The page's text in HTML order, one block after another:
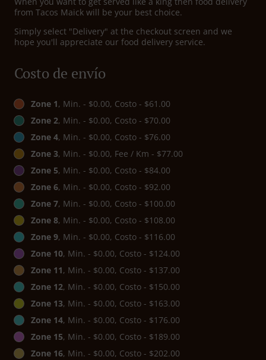
from Tacos Maick will be your best choice.
Simply select "Delivery" at the checkout screen and we
hope you'll appreciate our food delivery service.
Costo de envío
Zone 1, Min. - $0.00, Costo - $61.00
Zone 2, Min. - $0.00, Costo - $70.00
Zone 4, Min. - $0.00, Costo - $76.00
Zone 3, Min. - $0.00, Fee / Km - $77.00
Zone 5, Min. - $0.00, Costo - $84.00
Zone 6, Min. - $0.00, Costo - $92.00
Zone 7, Min. - $0.00, Costo - $100.00
Zone 8, Min. - $0.00, Costo - $108.00
Zone 9, Min. - $0.00, Costo - $116.00
Zone 10, Min. - $0.00, Costo - $124.00
Zone 11, Min. - $0.00, Costo - $137.00
Zone 12, Min. - $0.00, Costo - $150.00
Zone 13, Min. - $0.00, Costo - $163.00
Zone 14, Min. - $0.00, Costo - $176.00
Zone 15, Min. - $0.00, Costo - $189.00
Zone 16, Min. - $0.00, Costo - $202.00